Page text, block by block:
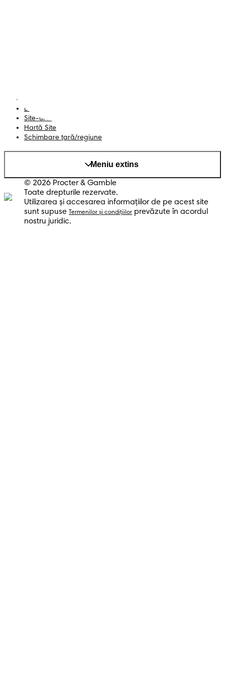
Datele Mele
Site-ul PG
Hartă Site
Schimbare ţară/regiune
Meniu extins
© 2026 Procter & Gamble
Toate drepturile rezervate.
Utilizarea şi accesarea informaţiilor de pe acest site
sunt supuse
Termenilor şi condiţiilor prevăzute în acordul
nostru juridic.